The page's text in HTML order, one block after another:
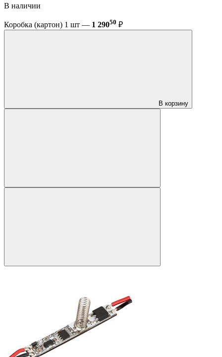
В наличии
Коробка (картон) 1 шт — 1 29050 ₽
В корзину